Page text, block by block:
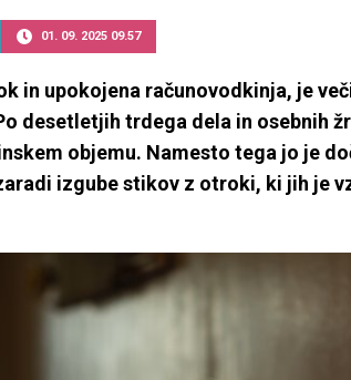
01. 09. 2025 09.57
in upokojena računovodkinja, je
desetletjih trdega dela in osebnih
objemu. Namesto tega jo je
izgube stikov z otroki, ki jih je